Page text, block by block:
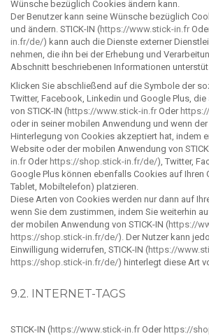
Wünsche bezüglich Cookies ändern kann.
Der Benutzer kann seine Wünsche bezüglich
und ändern. STICK-IN (https://www.stick-in.fr
in.fr/de/) kann auch die Dienste externer
nehmen, die ihn bei der Erhebung und
Abschnitt beschriebenen Informationen
Klicken Sie abschließend auf die Symbole der
Twitter, Facebook, Linkedin und Google Plus,
von STICK-IN (https://www.stick-in.fr Oder
oder in seiner mobilen Anwendung und wenn
Hinterlegung von Cookies akzeptiert hat, indem
Website oder der mobilen Anwendung von
in.fr Oder https://shop.stick-in.fr/de/), Twitter,
Google Plus können ebenfalls Cookies auf Ihren
Tablet, Mobiltelefon) platzieren.
Diese Arten von Cookies werden nur dann auf
wenn Sie dem zustimmen, indem Sie weiterhin
der mobilen Anwendung von STICK-IN (https://
https://shop.stick-in.fr/de/). Der Nutzer kann
Einwilligung widerrufen, STICK-IN (https://
https://shop.stick-in.fr/de/) hinterlegt diese Art
9.2. INTERNET-TAGS
STICK-IN (https://www.stick-in.fr Oder https://